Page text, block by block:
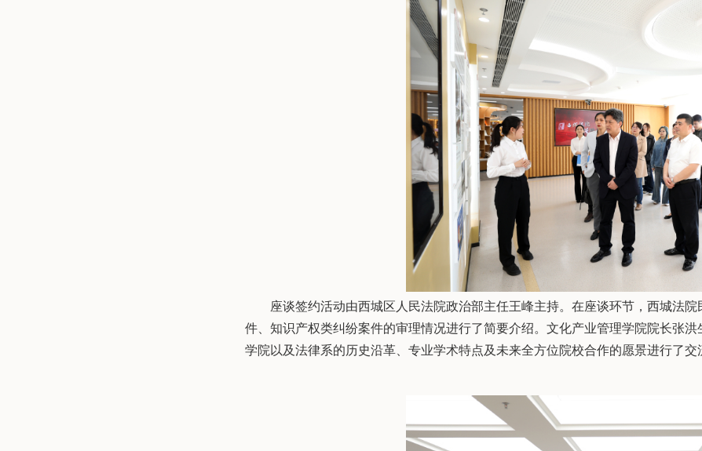
座谈签约活动由西城区人民法院政治部主任王峰主持。在座谈环节，西城法
件、知识产权类纠纷案件的审理情况进行了简要介绍。文化产业管理学院院长张
学院以及法律系的历史沿革、专业学术特点及未来全方位院校合作的愿景进行了交